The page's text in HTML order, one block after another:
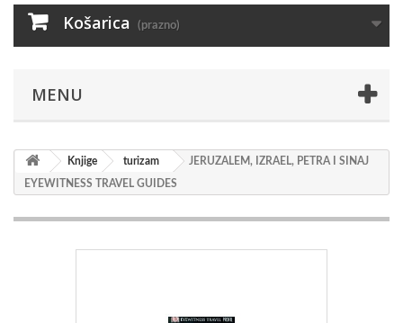
Košarica (prazno)
MENU
Knjige turizam JERUZALEM, IZRAEL, PETRA I SINAJ
EYEWITNESS TRAVEL GUIDES